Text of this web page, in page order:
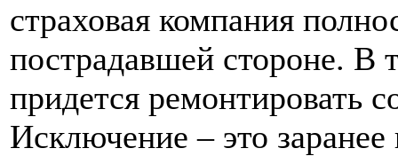
страховая компания
пострадавшей стороне. В
придется ремонтировать
Исключение – это